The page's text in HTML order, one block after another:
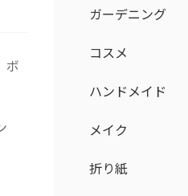
ボ
ガーデニング
コスメ
ハンドメイド
メイク
折り紙